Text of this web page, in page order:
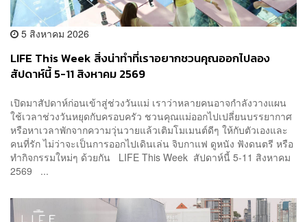
5 สิงหาคม 2026
LIFE This Week สิ่งน่าทำที่เราอยากชวนคุณออกไปลอง
สัปดาห์นี้ 5-11 สิงหาคม 2569
เปิดมาสัปดาห์ก่อนเข้าสู่ช่วงวันแม่ เราว่าหลายคนอาจกำลังวางแผน
ใช้เวลาช่วงวันหยุดกับครอบครัว ชวนคุณแม่ออกไปเปลี่ยนบรรยากาศ
หรือหาเวลาพักจากความวุ่นวายแล้วเติมโมเมนต์ดีๆ ให้กับตัวเองและ
คนที่รัก ไม่ว่าจะเป็นการออกไปเดินเล่น จิบกาแฟ ดูหนัง ฟังดนตรี หรือ
ทำกิจกรรมใหม่ๆ ด้วยกัน LIFE This Week สัปดาห์นี้ 5-11 สิงหาคม
2569 ...